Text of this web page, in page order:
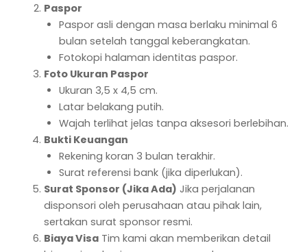
Paspor
Paspor asli dengan masa berlaku minimal 6
bulan setelah tanggal keberangkatan.
Fotokopi halaman identitas paspor.
Foto Ukuran Paspor
Ukuran 3,5 x 4,5 cm.
Latar belakang putih.
Wajah terlihat jelas tanpa aksesori berlebihan.
Bukti Keuangan
Rekening koran 3 bulan terakhir.
Surat referensi bank (jika diperlukan).
Surat Sponsor (Jika Ada) Jika perjalanan
disponsori oleh perusahaan atau pihak lain,
sertakan surat sponsor resmi.
Biaya VisaTim kami akan memberikan detail